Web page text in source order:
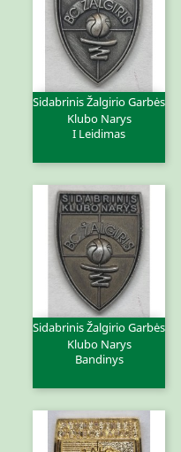
Sidabrinis Žalgirio Garbės
Klubo Narys
I Leidimas
Sidabrinis Žalgirio Garbės
Klubo Narys
Bandinys